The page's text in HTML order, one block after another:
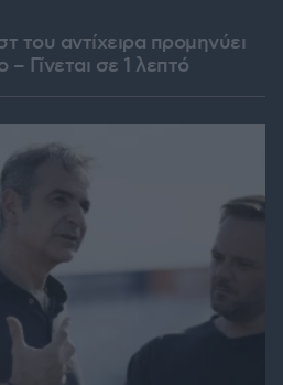
του αντίχειρα προμηνύει
Γίνεται σε 1 λεπτό